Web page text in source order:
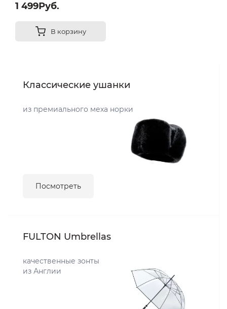
1 499Руб.
В корзину
Классические ушанки
из премиального меха норки
Посмотреть
FULTON Umbrellas
качественные зонты
из Англии